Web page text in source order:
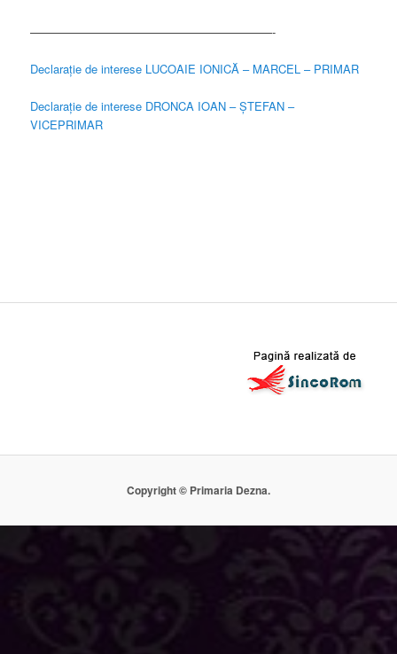
—————————————————————-
Declarație de interese LUCOAIE IONICĂ – MARCEL – PRIMAR
Declarație de interese DRONCA IOAN – ȘTEFAN –
VICEPRIMAR
Copyright © Primaria Dezna.